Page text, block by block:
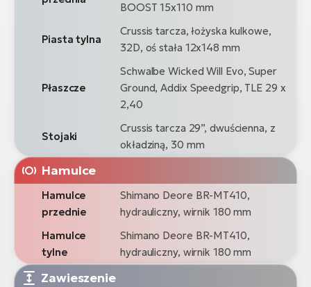
BOOST 15x110 mm
Piasta tylna
Crussis tarcza, łożyska kulkowe,
32D, oś stała 12x148 mm
Płaszcze
Schwalbe Wicked Will Evo, Super
Ground, Addix Speedgrip, TLE 29 x
2,40
Stojaki
Crussis tarcza 29”, dwuścienna, z
okładziną, 30 mm
Hamulce
Hamulce
przednie
Shimano Deore BR-MT410,
hydrauliczny, wirnik 180 mm
Hamulce
tylne
Shimano Deore BR-MT410,
hydrauliczny, wirnik 180 mm
Zawieszenie